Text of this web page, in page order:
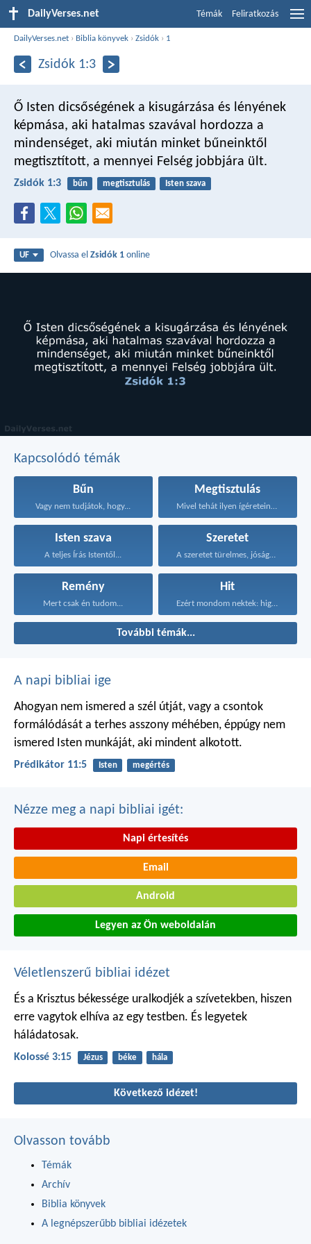
DailyVerses.net Témák Feliratkozás
DailyVerses.net › Biblia könyvek ›Zsidók › 1
Zsidók 1:3
Ő Isten dicsőségének a kisugárzása és lényének
képmása, aki hatalmas szavával hordozza a
mindenséget, aki miután minket bűneinktől
megtisztított, a mennyei Felség jobbjára ült.
Zsidók 1:3 bűn megtisztulás Isten szava
UF Olvassa elZsidók 1 online
Kapcsolódó témák
Bűn
Vagy nem tudjátok, hogy...
Megtisztulás
Mivel tehát ilyen ígéreteink...
Isten szava
A teljes Írás Istentől...
Szeretet
A szeretet türelmes, jóságos...
Remény
Mert csak én tudom...
Hit
Ezért mondom nektek: higgyétek...
További témák...
A napi bibliai ige
Ahogyan nem ismered a szél útját, vagy a csontok
formálódását a terhes asszony méhében, éppúgy nem
ismered Isten munkáját, aki mindent alkotott.
Prédikátor 11:5 Isten megértés
Nézze meg a napi bibliai igét:
Napi értesítés
Email
Android
Legyen az Ön weboldalán
Véletlenszerű bibliai idézet
És a Krisztus békessége uralkodjék a szívetekben, hiszen
erre vagytok elhíva az egy testben. És legyetek
háládatosak.
Kolossé 3:15 Jézus béke hála
Következő idézet!
Olvasson tovább
Témák
Archív
Biblia könyvek
A legnépszerűbb bibliai idézetek